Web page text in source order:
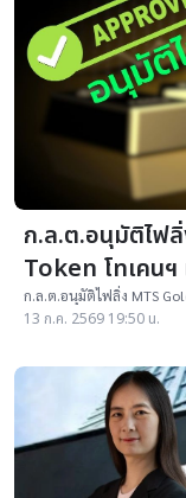
ก.ล.ต.อนุมัติไฟ
Token โทเคนฯ
แท่ง
ก.ล.ต.อนุมัติไฟลิ่ง MTS
ธุรกิจค้าทองคำ อายุ 3 ปี ผ
13 ก.ค. 2569 19:50 น.